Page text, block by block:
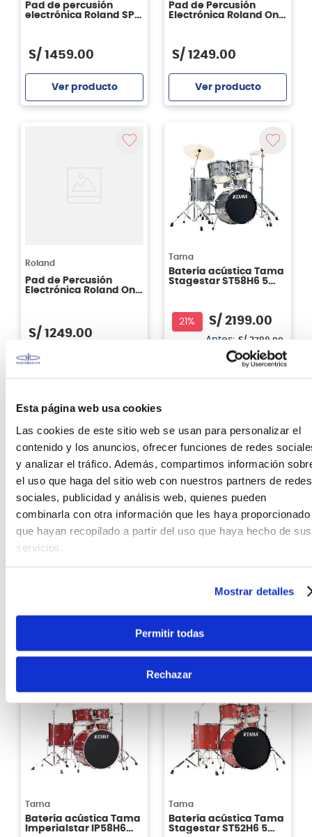
Esta página web usa cookies
Las cookies de este sitio web se usan para personalizar el
contenido y los anuncios, ofrecer funciones de redes
y analizar el tráfico. Además, compartimos información
el uso que haga del sitio web con nuestros partners de redes
sociales, publicidad y análisis web, quienes pueden
combinarla con otra información que les haya proporcionado
que hayan recopilado a partir del uso que haya hecho de sus
servicios.
Mostrar detalles
Permitir todas
Rechazar
Pad de percusión
electrónica Roland SPD
S/ 1459.00
Ver producto
Pad de Percusión
Electrónica Roland One
S/ 1249.00
Ver producto
Roland
Pad de Percusión
Electrónica Roland One
S/ 1249.00
Agregar
Tama
Batería acústica Tama
Stagestar ST58H6 5
21% S/ 2199.00
Antes: S/ 2799 00
Ver producto
¡NUEVO!
Tama
Batería acústica Tama
Ver producto
Tama
Batería acústica Tama
Imperialstar IP58H6W
Tama
Batería acústica Tama
Stagestar ST52H6 5